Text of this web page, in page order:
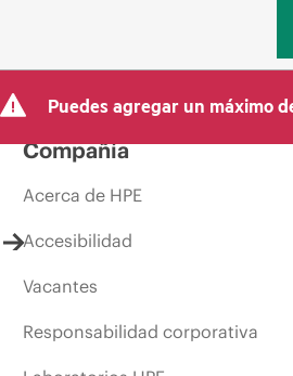
Puedes agregar un máximo
Compañía
Acerca de HPE
Accesibilidad
Vacantes
Responsabilidad corporativa